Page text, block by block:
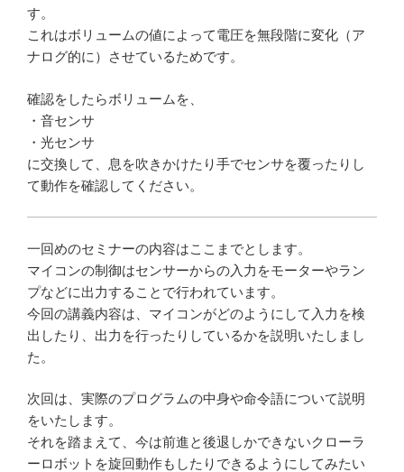
す。
これはボリュームの値によって電圧を無段階に変化（ア
ナログ的に）させているためです。
確認をしたらボリュームを、
・音センサ
・光センサ
に交換して、息を吹きかけたり手でセンサを覆ったりし
て動作を確認してください。
一回めのセミナーの内容はここまでとします。
マイコンの制御はセンサーからの入力をモーターやラン
プなどに出力することで行われています。
今回の講義内容は、マイコンがどのようにして入力を検
出したり、出力を行ったりしているかを説明いたしまし
た。
次回は、実際のプログラムの中身や命令語について説明
をいたします。
それを踏まえて、今は前進と後退しかできないクローラ
ーロボットを旋回動作もしたりできるようにしてみたい